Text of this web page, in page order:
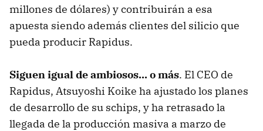
millones de dólares) y contribuirán a esa
apuesta siendo además clientes del silicio que
pueda producir Rapidus.
Siguen igual de ambiosos... o más. El CEO de
Rapidus, Atsuyoshi Koike ha ajustado los planes
de desarrollo de su schips, y ha retrasado la
llegada de la producción masiva a marzo de